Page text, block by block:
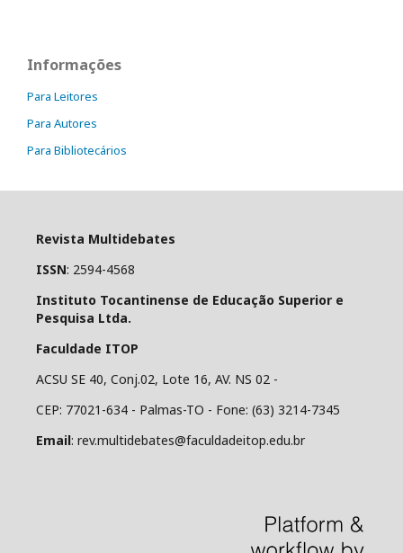
Informações
Para Leitores
Para Autores
Para Bibliotecários
Revista Multidebates
ISSN: 2594-4568
Instituto Tocantinense de Educação Superior e
Pesquisa Ltda.
Faculdade ITOP
ACSU SE 40, Conj.02, Lote 16, AV. NS 02 -
CEP: 77021-634 - Palmas-TO - Fone: (63) 3214-7345
Email: rev.multidebates@faculdadeitop.edu.br